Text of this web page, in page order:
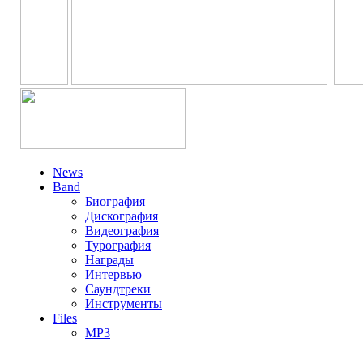
News
Band
Биография
Дискография
Видеография
Турография
Награды
Интервью
Саундтреки
Инструменты
Files
MP3